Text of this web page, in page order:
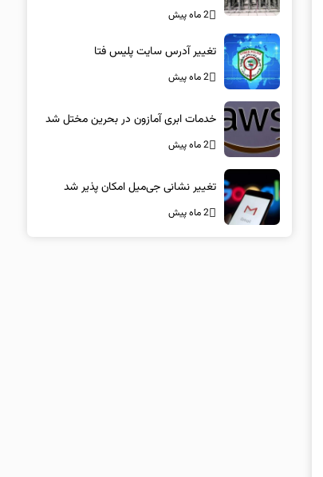
2 ماه پیش
تغییر آدرس سایت پلیس فتا
2 ماه پیش
خدمات ابری آمازون در بحرین مختل شد
2 ماه پیش
تغییر نشانی جی‌میل امکان پذیر شد
2 ماه پیش